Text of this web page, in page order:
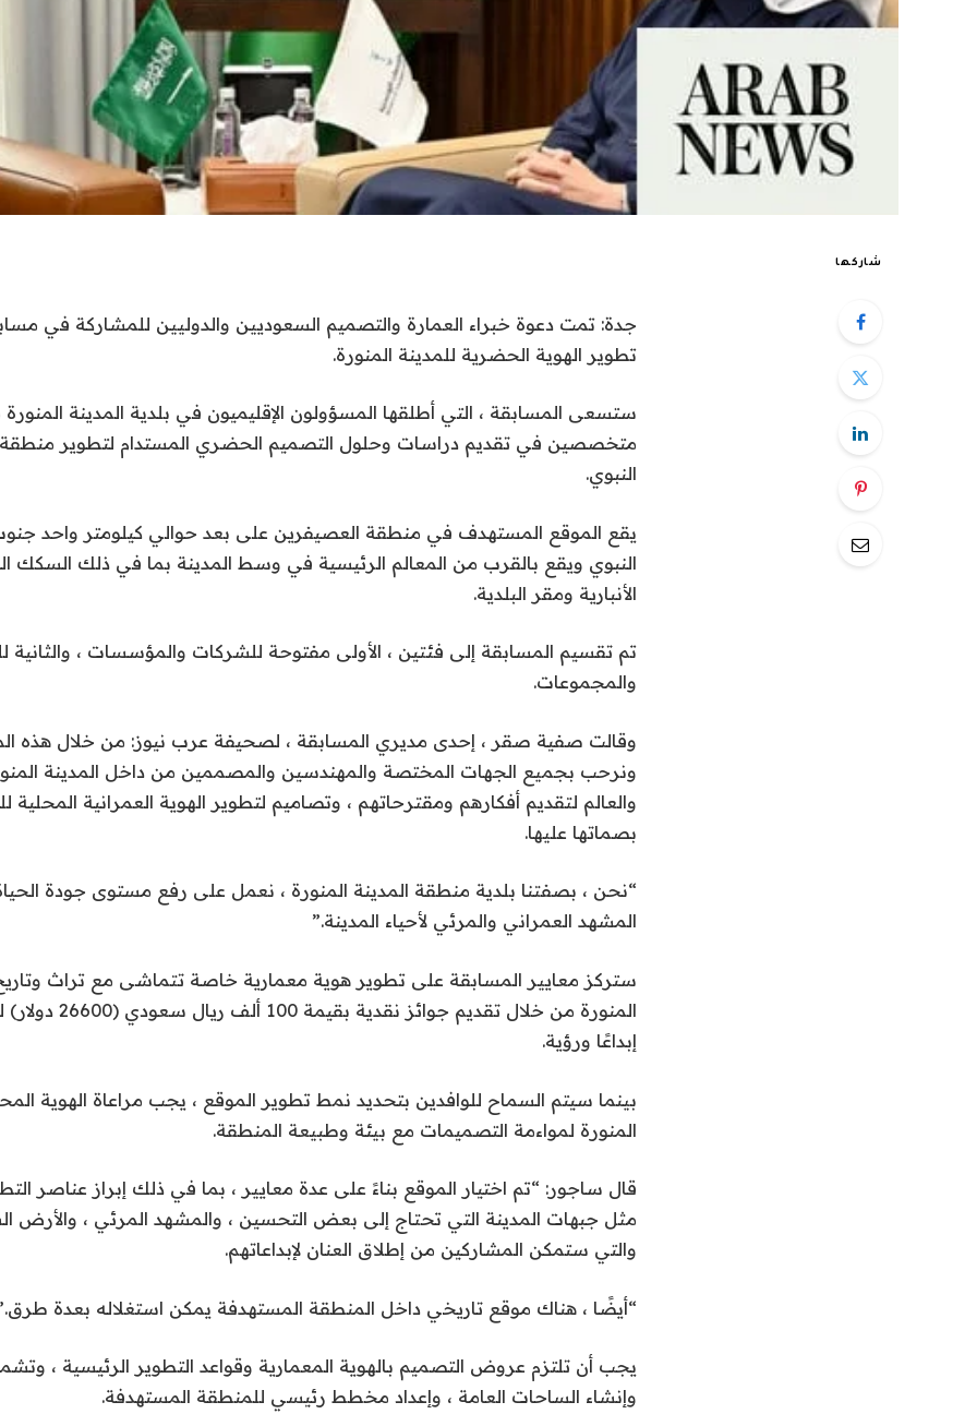
شاركها
جدة: تمت دعوة خبراء العمارة والتصميم السعوديين والدوليين للمشاركة في
تطوير الهوية الحضرية للمدينة المنورة.
ستسعى المسابقة ، التي أطلقها المسؤولون الإقليميون في بلدية المدينة
متخصصين في تقديم دراسات وحلول التصميم الحضري المستدام لتطوير
النبوي.
يقع الموقع المستهدف في منطقة العصيفرين على بعد حوالي كيلومتر واحد
النبوي ويقع بالقرب من المعالم الرئيسية في وسط المدينة بما في ذلك السكك
الأنبارية ومقر البلدية.
تم تقسيم المسابقة إلى فئتين ، الأولى مفتوحة للشركات والمؤسسات ، والثانية
والمجموعات.
وقالت صفية صقر ، إحدى مديري المسابقة ، لصحيفة عرب نيوز: من خلال هذه
ونرحب بجميع الجهات المختصة والمهندسين والمصممين من داخل المدينة
والعالم لتقديم أفكارهم ومقترحاتهم ، وتصاميم لتطوير الهوية العمرانية المحلية
بصماتها عليها.
“نحن ، بصفتنا بلدية منطقة المدينة المنورة ، نعمل على رفع مستوى جودة
المشهد العمراني والمرئي لأحياء المدينة.”
ستركز معايير المسابقة على تطوير هوية معمارية خاصة تتماشى مع تراث
المنورة من خلال تقديم
إبداعًا ورؤية.
بينما سيتم السماح للوافدين بتحديد نمط تطوير الموقع ، يجب مراعاة الهوية
المنورة لمواءمة التصميمات مع بيئة وطبيعة المنطقة.
قال ساجور: “تم اختيار الموقع بناءً على عدة معايير ، بما في ذلك إبراز عناصر
مثل جبهات المدينة التي تحتاج إلى بعض التحسين ، والمشهد المرئي ، والأرض
والتي ستمكن المشاركين من إطلاق العنان لإبداعاتهم.
“أيضًا ، هناك موقع تاريخي داخل المنطقة المستهدفة يمكن استغلاله بعدة
يجب أن تلتزم عروض التصميم بالهوية المعمارية وقواعد التطوير الرئيسية ،
وإنشاء الساحات العامة ، وإعداد مخطط رئيسي للمنطقة المستهدفة.